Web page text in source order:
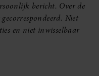
bericht. Over de
Niet
en niet inwisselbaar